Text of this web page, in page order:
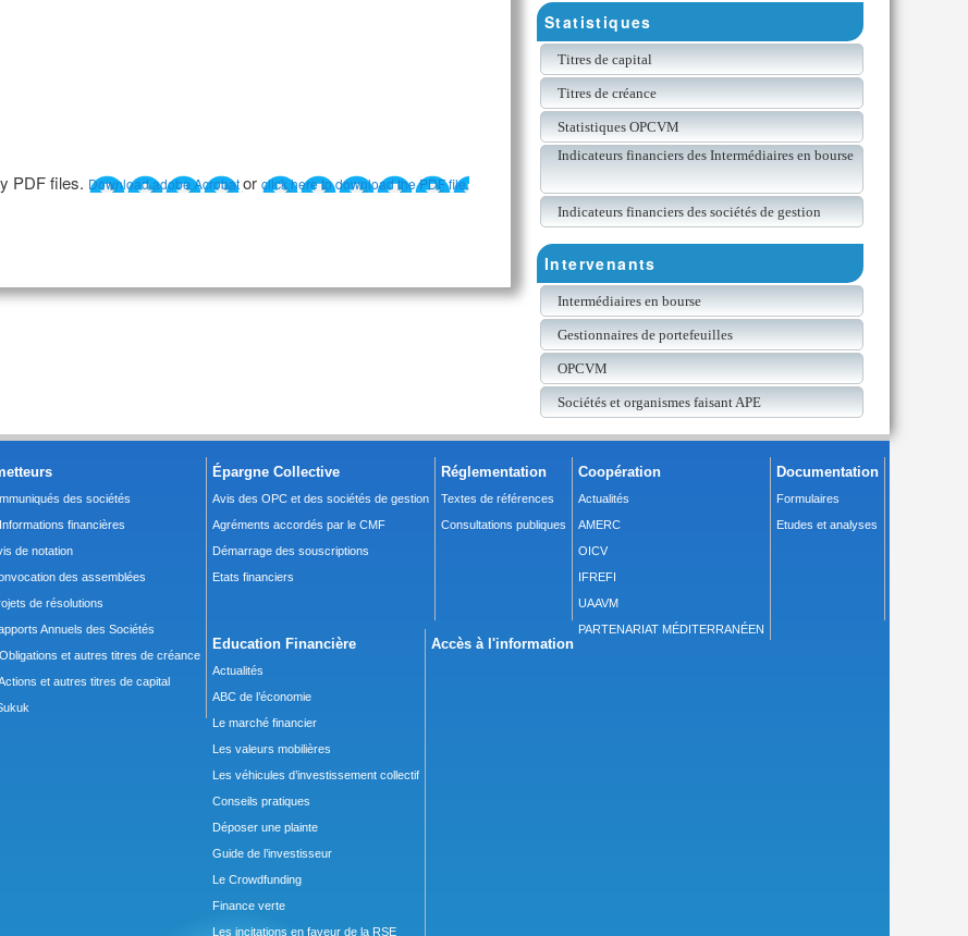
PDF files. Download adobe Acrobator click here to download the PDF file.
Statistiques
Titres de capital
Titres de créance
Statistiques OPCVM
Indicateurs financiers des Intermédiaires en bourse
Indicateurs financiers des sociétés de gestion
Intervenants
Intermédiaires en bourse
Gestionnaires de portefeuilles
OPCVM
Sociétés et organismes faisant APE
des sociétés
financières
de notation
des assemblées
de résolutions
Annuels des Sociétés
et autres titres de créance
et autres titres de capital
Épargne Collective
Avis des OPC et des sociétés de gestion
Agréments accordés par le CMF
Démarrage des souscriptions
Etats financiers
Réglementation
Textes de références
Consultations publiques
Coopération
Actualités
AMERC
OICV
IFREFI
UAAVM
PARTENARIAT MÉDITERRANÉEN
Documentation
Formulaires
Etudes et analyses
Education Financière
Actualités
ABC de l’économie
Le marché financier
Les valeurs mobilières
Les véhicules d’investissement collectif
Conseils pratiques
Déposer une plainte
Guide de l’investisseur
Le Crowdfunding
Finance verte
Les incitations en faveur de la RSE
Accès à l'information